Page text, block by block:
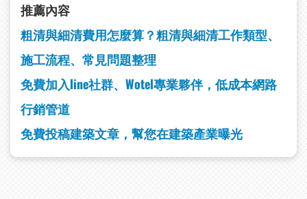
推薦內容
粗清與細清費用怎麼算？粗清與細清工作類型、
施工流程、常見問題整理
免費加入line社群、Wotel專業夥伴，低成本網路
行銷管道
免費投稿建築文章，幫您在建築產業曝光